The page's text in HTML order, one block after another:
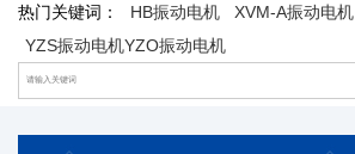
热门关键词： HB振动电机 XVM-A振动电机
YZS振动电机YZO振动电机